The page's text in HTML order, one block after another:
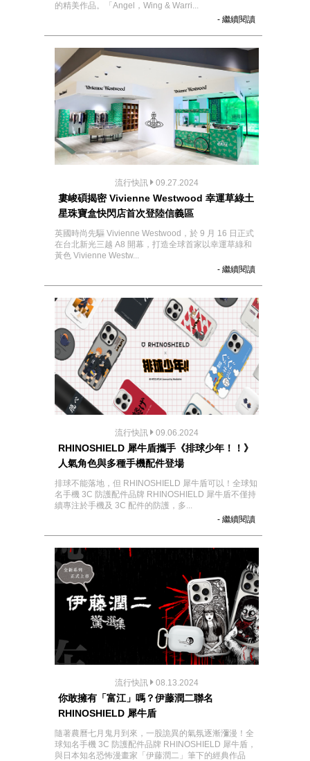
的精美作品。「Angel，Wing & Warri...
- 繼續閱讀
流行快訊 09.27.2024
婁峻碩揭密 Vivienne Westwood 幸運草綠土
星珠寶盒快閃店首次登陸信義區
英國時尚先驅 Vivienne Westwood，於 9 月 16 日正式
在台北新光三越 A8 開幕，打造全球首家以幸運草綠和
黃色 Vivienne Westw...
- 繼續閱讀
流行快訊 09.06.2024
RHINOSHIELD 犀牛盾攜手《排球少年！！》
人氣角色與多種手機配件登場
排球不能落地，但 RHINOSHIELD 犀牛盾可以！全球知
名手機 3C 防護配件品牌 RHINOSHIELD 犀牛盾不僅持
續專注於手機及 3C 配件的防護，多...
- 繼續閱讀
流行快訊 08.13.2024
你敢擁有「富江」嗎？伊藤潤二聯名
RHINOSHIELD 犀牛盾
隨著農曆七月鬼月到來，一股詭異的氣氛逐漸瀰漫！全
球知名手機 3C 防護配件品牌 RHINOSHIELD 犀牛盾，
與日本知名恐怖漫畫家「伊藤潤二」筆下的經典作品